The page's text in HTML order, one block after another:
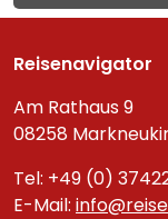
Reisenavigator
Am Rathaus 9
08258
Tel: +49 (0)
E-Mail: